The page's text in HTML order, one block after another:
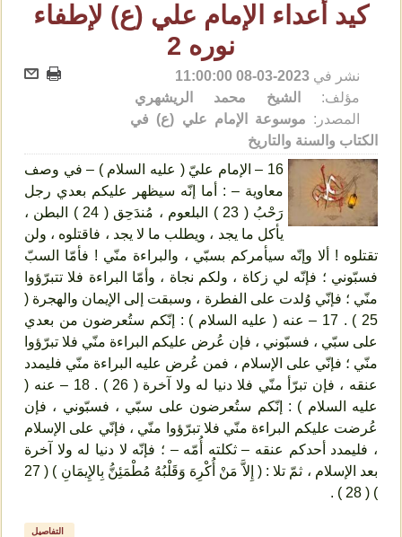
كيد أعداء الإمام علي (ع) لإطفاء
نوره 2
نشر في 2023-03-08 11:00:00
مؤلف:
الشيخ محمد الريشهري
المصدر: موسوعة الإمام علي (ع) في
الكتاب والسنة والتاريخ
16 – الإمام عليّ ( عليه السلام ) – في وصف
معاوية – : أما إنّه سيظهر عليكم بعدي رجل
رَحْبُ ( 23 ) البلعوم ، مُندَحِق ( 24 ) البطن ،
يأكل ما يجد ، ويطلب ما لا يجد ، فاقتلوه ، ولن
تقتلوه ! ألا وإنّه سيأمركم بسبّي ، والبراءة منّي ! فأمّا السبّ
فسبّوني ؛ فإنّه لي زكاة ، ولكم نجاة ، وأمّا البراءة فلا تتبرّؤوا
منّي ؛ فإنّي وُلدت على الفطرة ، وسبقت إلى الإيمان والهجرة (
25 ) . 17 – عنه ( عليه السلام ) : إنّكم ستُعرضون من بعدي
على سبّي ، فسبّوني ، فإن عُرض عليكم البراءة منّي فلا تبرّؤوا
منّي ؛ فإنّي على الإسلام ، فمن عُرض عليه البراءة منّي فليمدد
عنقه ، فإن تبرّأ منّي فلا دنيا له ولا آخرة ( 26 ) . 18 – عنه (
عليه السلام ) : إنّكم ستُعرضون على سبّي ، فسبّوني ، فإن
عُرضت عليكم البراءة منّي فلا تبرّؤوا منّي ، فإنّي على الإسلام
، فليمدد أحدكم عنقه – ثكلته أُمّه – ؛ فإنّه لا دنيا له ولا آخرة
بعد الإسلام ، ثمّ تلا : ( إِلاَّ مَنْ أُكْرِهَ وَقَلْبُهُ مُطْمَئِنُّ بِالإِيمَانِ ) ( 27
) ( 28 ) .
التفاصيل